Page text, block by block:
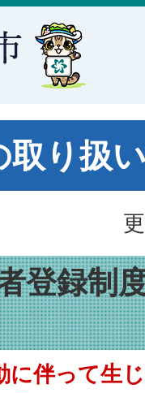
取り扱
登録制
に伴って生